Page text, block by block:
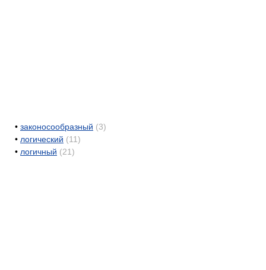
• законосообразный (3)
• логический (11)
• логичный (21)